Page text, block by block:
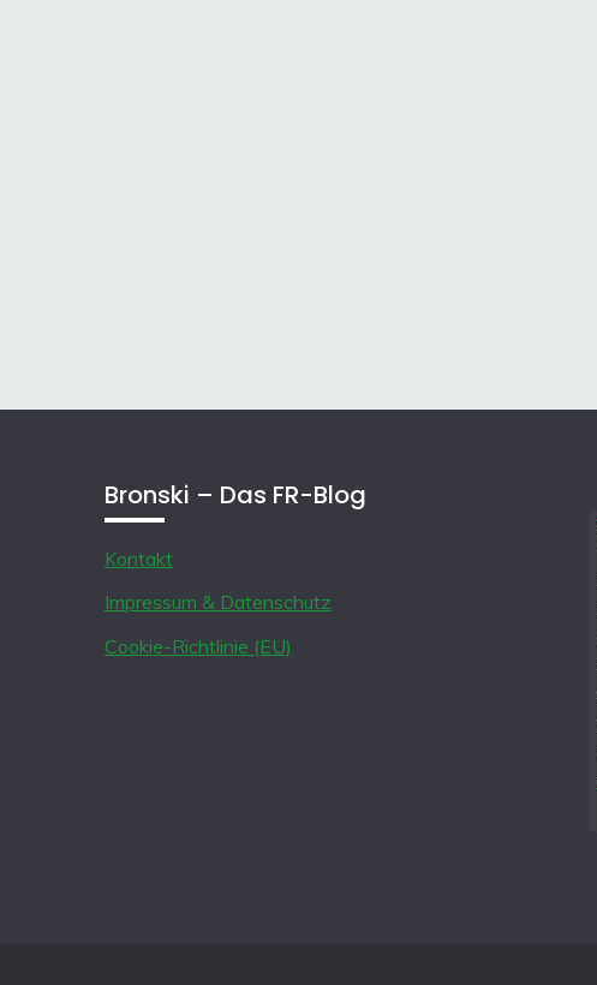
Bronski – Das FR-Blog
Kontakt
Impressum & Datenschutz
Cookie-Richtlinie (EU)